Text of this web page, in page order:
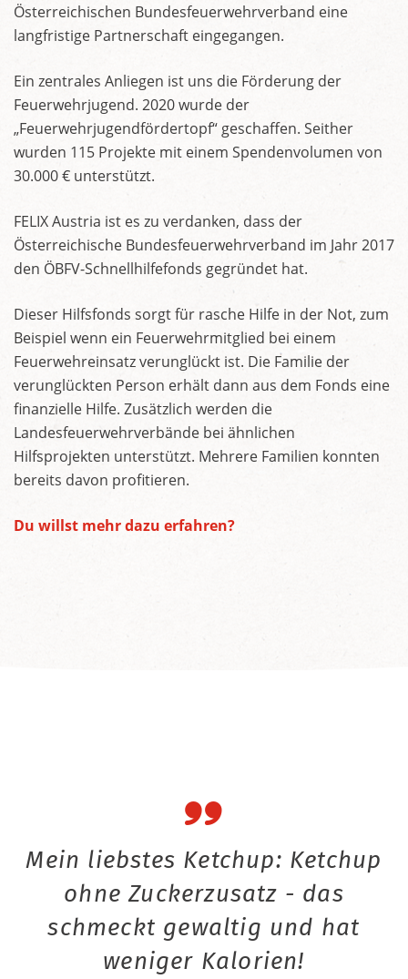
Österreichischen Bundesfeuerwehrverband eine
langfristige Partnerschaft eingegangen.
Ein zentrales Anliegen ist uns die Förderung der
Feuerwehrjugend. 2020 wurde der
„Feuerwehrjugendfördertopf“ geschaffen. Seither
wurden 115 Projekte mit einem Spendenvolumen von
30.000 € unterstützt.
FELIX Austria ist es zu verdanken, dass der
Österreichische Bundesfeuerwehrverband im Jahr 2017
den ÖBFV-Schnellhilfefonds gegründet hat.
Dieser Hilfsfonds sorgt für rasche Hilfe in der Not, zum
Beispiel wenn ein Feuerwehrmitglied bei einem
Feuerwehreinsatz verunglückt ist. Die Familie der
verunglückten Person erhält dann aus dem Fonds eine
finanzielle Hilfe. Zusätzlich werden die
Landesfeuerwehrverbände bei ähnlichen
Hilfsprojekten unterstützt. Mehrere Familien konnten
bereits davon profitieren.
Du willst mehr dazu erfahren?
Mein liebstes Ketchup: Ketchup
ohne Zuckerzusatz - das
schmeckt gewaltig und hat
weniger Kalorien!